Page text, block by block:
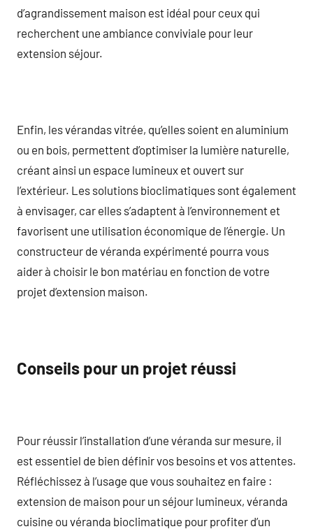
d’agrandissement maison est idéal pour ceux qui
recherchent une ambiance conviviale pour leur
extension séjour.
Enfin, les vérandas vitrée, qu’elles soient en aluminium
ou en bois, permettent d’optimiser la lumière naturelle,
créant ainsi un espace lumineux et ouvert sur
l’extérieur. Les solutions bioclimatiques sont également
à envisager, car elles s’adaptent à l’environnement et
favorisent une utilisation économique de l’énergie. Un
constructeur de véranda expérimenté pourra vous
aider à choisir le bon matériau en fonction de votre
projet d’extension maison.
Conseils pour un projet réussi
Pour réussir l’installation d’une véranda sur mesure, il
est essentiel de bien définir vos besoins et vos attentes.
Réfléchissez à l’usage que vous souhaitez en faire :
extension de maison pour un séjour lumineux, véranda
cuisine ou véranda bioclimatique pour profiter d’un